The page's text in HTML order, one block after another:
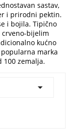
sastav,
i prirodni pektin.
i bojila. Tipično
bijelim
kućno
marka
100 zemalja.
